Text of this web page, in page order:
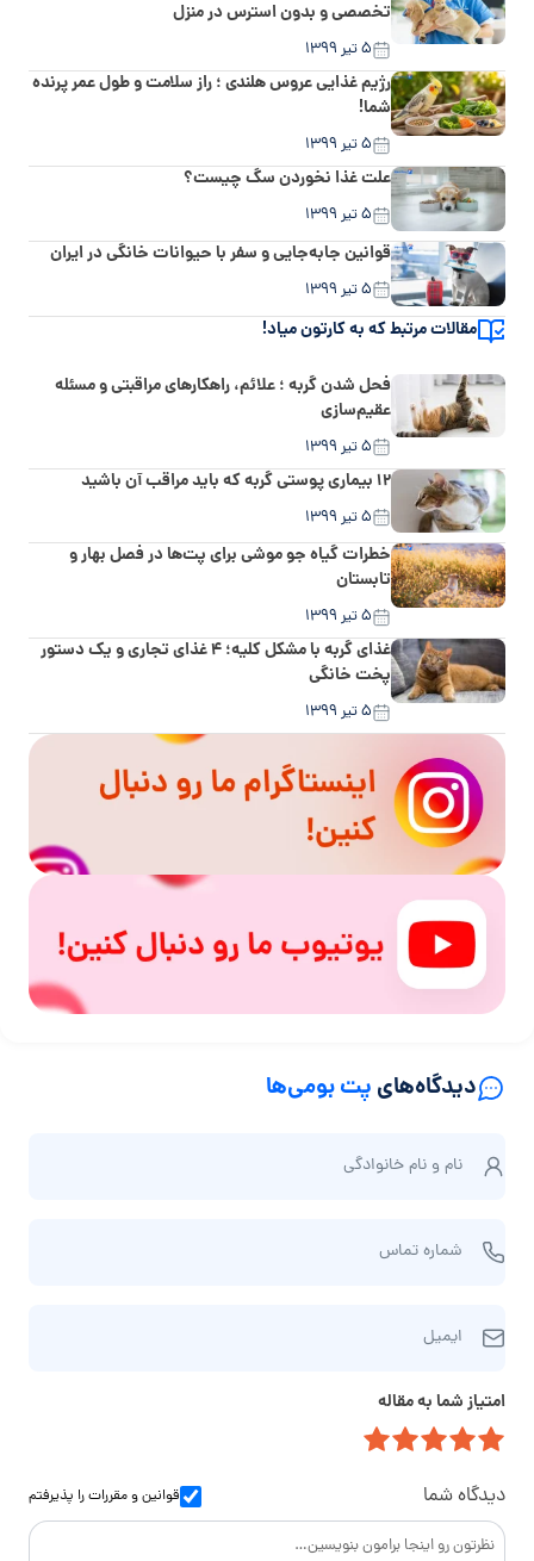
تخصصی و بدون استرس در منزل
۵ تیر ۱۳۹۹
رژیم غذایی عروس هلندی ؛ راز سلامت و طول عمر پرنده
شما!
۵ تیر ۱۳۹۹
علت غذا نخوردن سگ چیست؟
۵ تیر ۱۳۹۹
قوانین جابه‌جایی و سفر با حیوانات خانگی در ایران
۵ تیر ۱۳۹۹
مقالات مرتبط که به کارتون میاد!
فحل شدن گربه ؛ علائم، راهکارهای مراقبتی و مسئله
عقیم‌سازی
۵ تیر ۱۳۹۹
۱۲ بیماری پوستی گربه که باید مراقب آن باشید
۵ تیر ۱۳۹۹
خطرات گیاه جو موشی برای پت‌ها در فصل بهار و
تابستان
۵ تیر ۱۳۹۹
غذای گربه با مشکل کلیه؛ ۴ غذای تجاری و یک دستور
پخت خانگی
۵ تیر ۱۳۹۹
دیدگاه‌های پت بومی‌ها
ا
و
م‌
ا
ن
و
ا
د
گ
نام و نام‌ خانوادگی
م
ر
ا
شماره تماس
ی
ی
ل
ایمیل
امتیاز شما به مقاله
دیدگاه شما قوانین و مقرراترا پذیرفتم